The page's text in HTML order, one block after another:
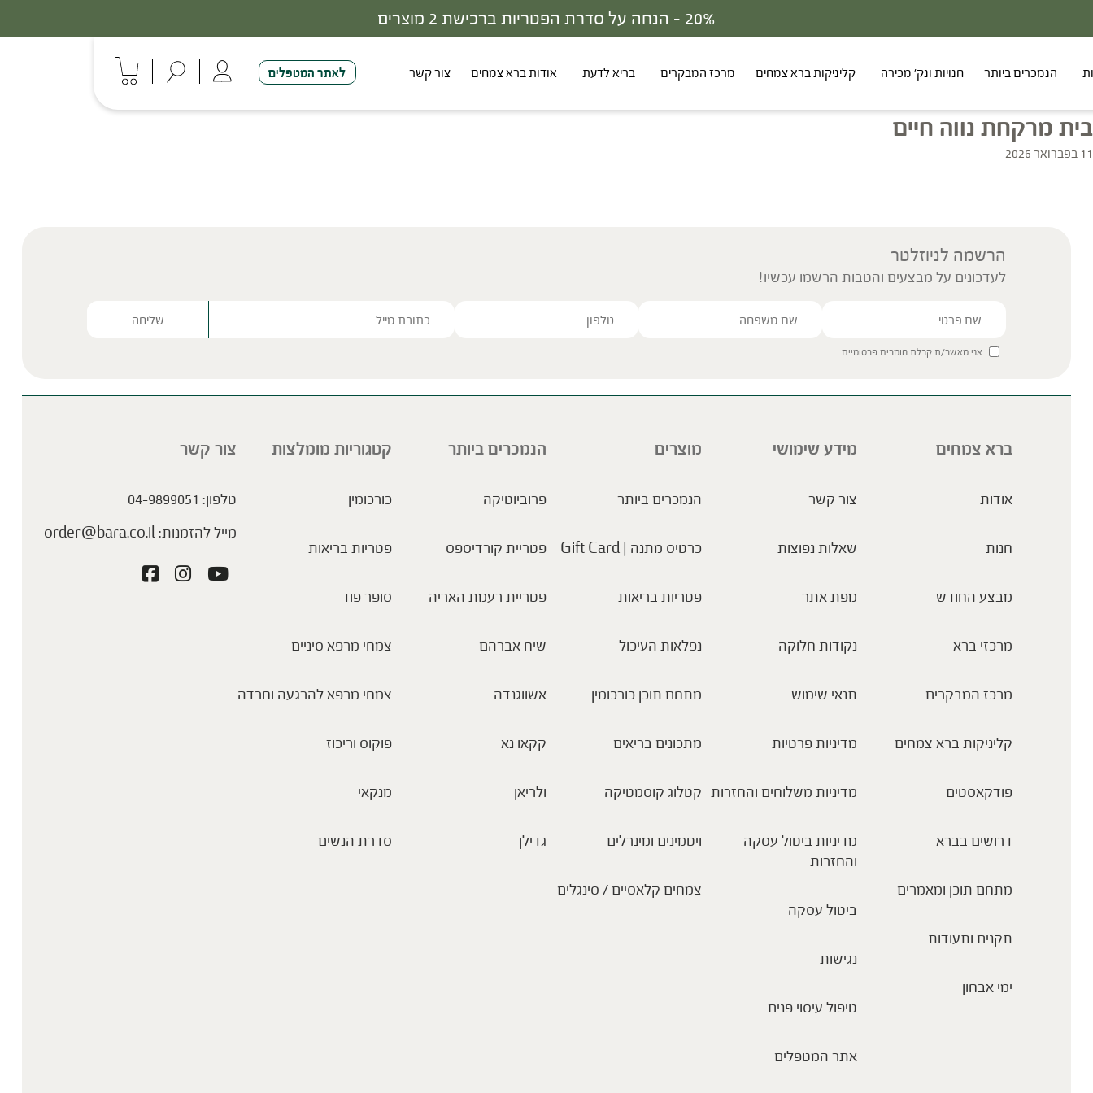
20% - הנחה על סדרת הפטריות ברכישת 2 מוצרים
הנמכרים ביותר חנויות ונק' מכירה קליניקות ברא צמחים מרכז המבקרים בריא לדעת אודות ברא צמחים צור קשר לאתר המטפלים
בית מרקחת נווה חיים
11 בפברואר 2026
הרשמה לניוזלטר
לעדכונים על מבצעים והטבות הרשמו עכשיו!
אני מאשר/ת קבלת חומרים פרסומיים
ברא צמחים
אודות
חנות
מבצע החודש
מרכזי ברא
מרכז המבקרים
קליניקות ברא צמחים
פודקאסטים
דרושים בברא
מתחם תוכן ומאמרים
תקנים ותעודות
ימי אבחון
מידע שימושי
צור קשר
שאלות נפוצות
מפת אתר
נקודות חלוקה
תנאי שימוש
מדיניות פרטיות
מדיניות משלוחים והחזרות
מדיניות ביטול עסקה
והחזרות
ביטול עסקה
נגישות
טיפול עיסוי פנים
אתר המטפלים
מוצרים
הנמכרים ביותר
כרטיס מתנה | Gift Card
פטריות בריאות
נפלאות העיכול
מתחם תוכן כורכומין
מתכונים בריאים
קטלוג קוסמטיקה
ויטמינים ומינרלים
צמחים קלאסיים / סינגלים
הנמכרים ביותר
פרוביוטיקה
פטריית קורדיספס
פטריית רעמת האריה
שיח אברהם
אשווגנדה
קקאו נא
ולריאן
גדילן
קטגוריות מומלצות
כורכומין
פטריות בריאות
סופר פוד
צמחי מרפא סיניים
צמחי מרפא להרגעה וחרדה
פוקוס וריכוז
מנקאי
סדרת הנשים
צור קשר
טלפון: 04-9899051
מייל להזמנות:order@bara.co.il